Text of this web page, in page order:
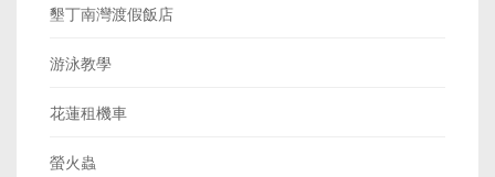
墾丁南灣渡假飯店
游泳教學
花蓮租機車
螢火蟲